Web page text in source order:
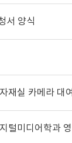
서 양식
재실 카메라 대
털미디어학과